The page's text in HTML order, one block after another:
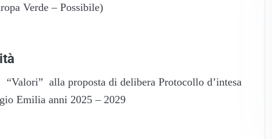
Verde – Possibile)
alla proposta di delibera Protocollo d’intesa
Emilia anni 2025 – 2029